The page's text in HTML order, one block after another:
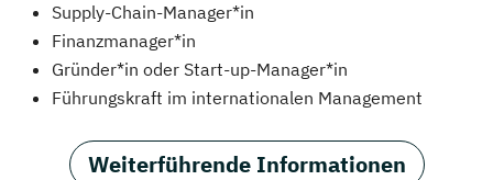
Supply-Chain-Manager*in
Finanzmanager*in
Gründer*in oder Start-up-Manager*in
Führungskraft im internationalen Management
Weiterführende Informationen